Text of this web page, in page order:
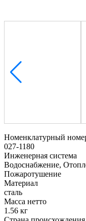
Номенклатурный
027-1180
Инженерная система
Водоснабжение,
Пожаротушение
Материал
сталь
Масса нетто
1.56 кг